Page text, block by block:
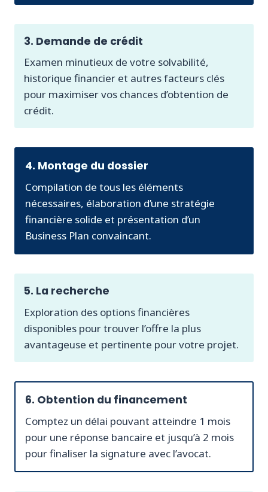
3. Demande de crédit
Examen minutieux de votre solvabilité,
historique financier et autres facteurs clés
pour maximiser vos chances d’obtention de
crédit.
4. Montage du dossier
Compilation de tous les éléments
nécessaires, élaboration d’une stratégie
financière solide et présentation d’un
Business Plan convaincant.
5. La recherche
Exploration des options financières
disponibles pour trouver l’offre la plus
avantageuse et pertinente pour votre projet.
6. Obtention du financement
Comptez un délai pouvant atteindre 1 mois
pour une réponse bancaire et jusqu’à 2 mois
pour finaliser la signature avec l’avocat.